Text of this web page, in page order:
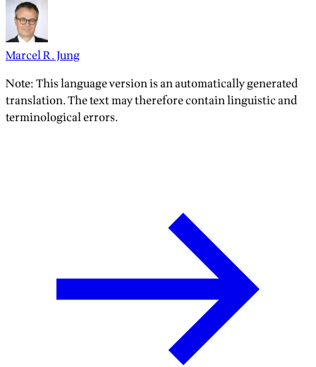
Marcel R. Jung
Note: This language version is an automatically generated
translation. The text may therefore contain linguistic and
terminological errors.